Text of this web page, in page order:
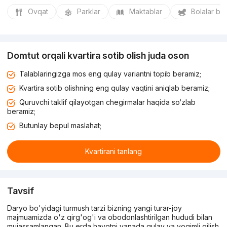
Ovqat Parklar Maktablar Bolalar
Domtut orqali kvartira sotib olish juda oson
Talablaringizga mos eng qulay variantni topib beramiz;
Kvartira sotib olishning eng qulay vaqtini aniqlab beramiz;
Quruvchi taklif qilayotgan chegirmalar haqida so‘zlab
beramiz;
Butunlay bepul maslahat;
Kvartirani tanlang
Tavsif
Daryo bo'yidagi turmush tarzi bizning yangi turar-joy
majmuamizda o'z qirg'og'i va obodonlashtirilgan hududi bilan